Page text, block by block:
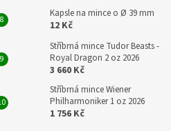
Kapsle na mince o Ø 39 mm
12 Kč
Stříbrná mince Tudor Beasts -
Royal Dragon 2 oz 2026
3 660 Kč
Stříbrná mince Wiener
Philharmoniker 1 oz 2026
1 756 Kč